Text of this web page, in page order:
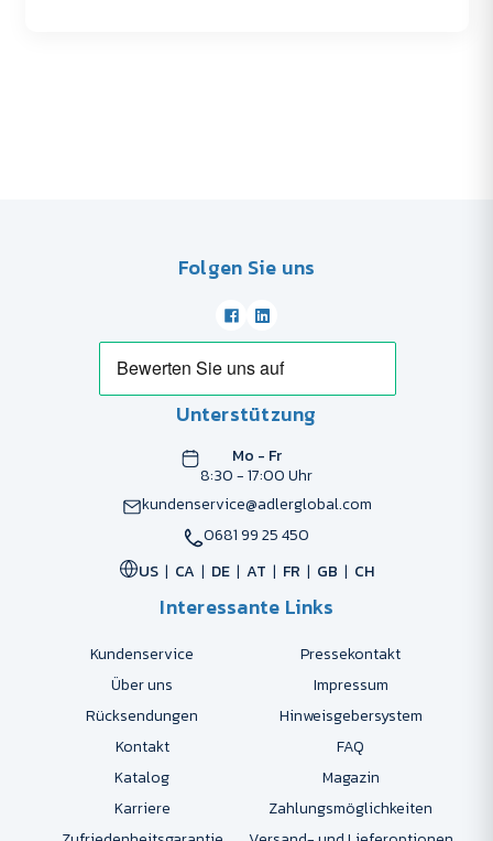
Folgen Sie uns
Unterstützung
Mo - Fr
8:30 - 17:00 Uhr
kundenservice@adlerglobal.com
0681 99 25 450
US
CA DE AT FR GB CH
Interessante Links
Kundenservice
Pressekontakt
Über uns
Impressum
Rücksendungen
Hinweisgebersystem
Kontakt
FAQ
Katalog
Magazin
Karriere
Zahlungsmöglichkeiten